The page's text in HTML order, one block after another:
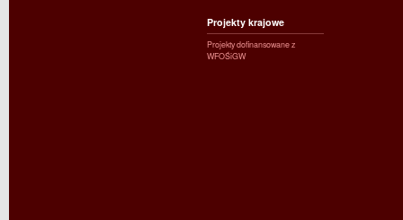
Projekty krajowe
Projekty dofinansowane z
WFOŚiGW